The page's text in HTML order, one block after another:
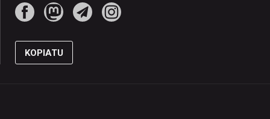
KOPIATU